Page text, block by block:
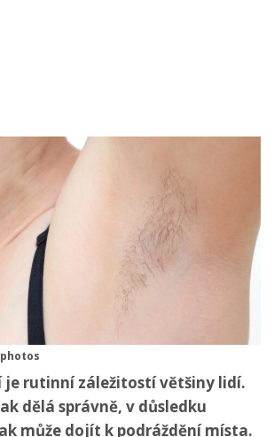
je rutinní záležitostí většiny lidí.
dělá správně, v důsledku
může dojít k podráždění místa.